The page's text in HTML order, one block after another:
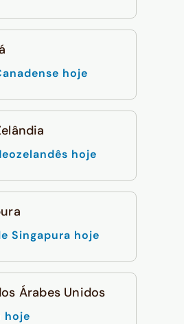
hoje
hoje
Singapura hoje
Árabes Unidos
hoje